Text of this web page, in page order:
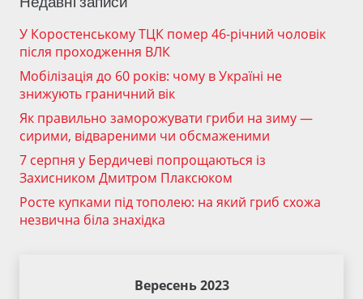
У Коростенському ТЦК помер 46-річний чоловік
після проходження ВЛК
Мобілізація до 60 років: чому в Україні не
знижують граничний вік
Як правильно заморожувати гриби на зиму —
сирими, відвареними чи обсмаженими
7 серпня у Бердичеві попрощаються із
Захисником Дмитром Плаксюком
Росте купками під тополею: на який гриб схожа
незвична біла знахідка
Вересень 2023